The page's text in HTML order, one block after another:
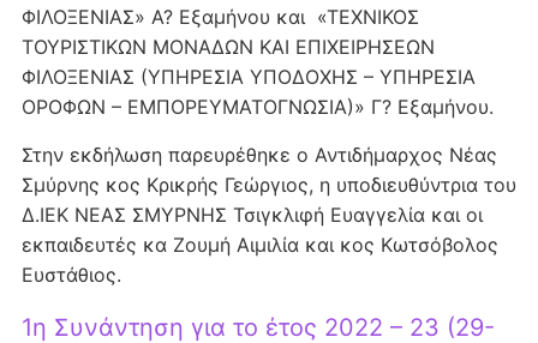
ΦΙΛΟΞΕΝΙΑΣ» Α? Εξαμήνου και «ΤΕΧΝΙΚΟΣ
ΤΟΥΡΙΣΤΙΚΩΝ ΜΟΝΑΔΩΝ ΚΑΙ ΕΠΙΧΕΙΡΗΣΕΩΝ
ΦΙΛΟΞΕΝΙΑΣ (ΥΠΗΡΕΣΙΑ ΥΠΟΔΟΧΗΣ – ΥΠΗΡΕΣΙΑ
ΟΡΟΦΩΝ – ΕΜΠΟΡΕΥΜΑΤΟΓΝΩΣΙΑ)» Γ? Εξαμήνου.
Στην εκδήλωση παρευρέθηκε ο Αντιδήμαρχος Νέας
Σμύρνης κος Κρικρής Γεώργιος, η υποδιευθύντρια του
Δ.ΙΕΚ ΝΕΑΣ ΣΜΥΡΝΗΣ Τσιγκλιφή Ευαγγελία και οι
εκπαιδευτές κα Ζουμή Αιμιλία και κος Κωτσόβολος
Ευστάθιος.
1η Συνάντηση για το έτος 2022 – 23 (29-